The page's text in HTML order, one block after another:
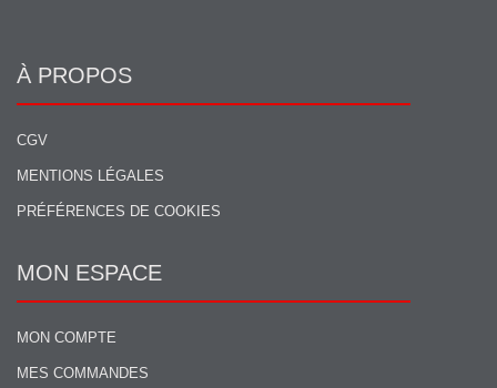
À PROPOS
CGV
MENTIONS LÉGALES
PRÉFÉRENCES DE COOKIES
MON ESPACE
MON COMPTE
MES COMMANDES